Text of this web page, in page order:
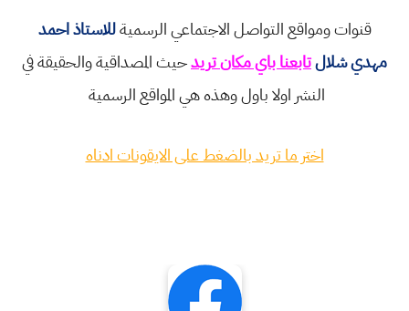
قنوات ومواقع التواصل الاجتماعي الرسميةللاستاذ احمد
مهدي شلالتابعنا باي مكان تريدحيث المصداقية والحقيقة في
النشر اولا باول وهذه هي المواقع الرسمية
اختر ما تريد بالضغط على الايقونات ادناه